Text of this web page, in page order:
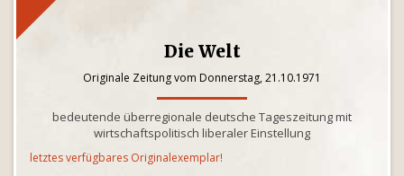
Die Welt
Originale Zeitung vom Donnerstag, 21.10.1971
bedeutende überregionale deutsche Tageszeitung mit
wirtschaftspolitisch liberaler Einstellung
letztes verfügbares Originalexemplar!